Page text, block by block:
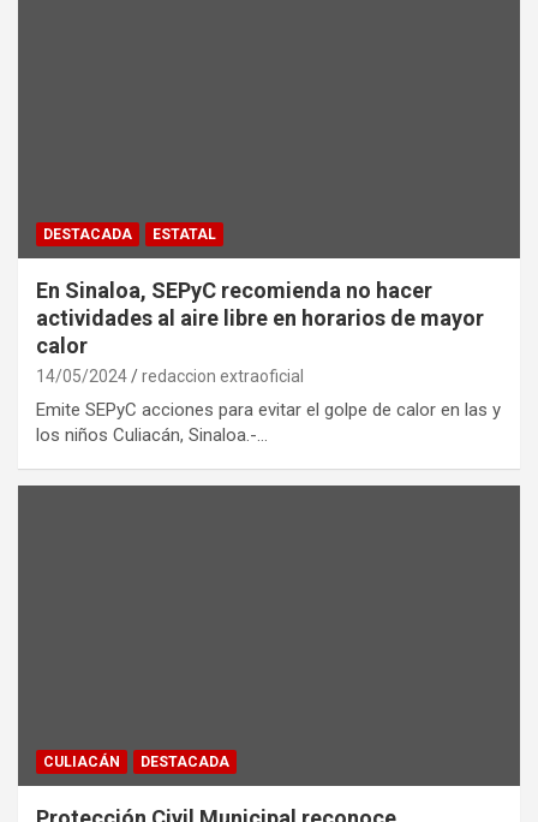
DESTACADA ESTATAL
En Sinaloa, SEPyC recomienda no hacer
actividades al aire libre en horarios de mayor
calor
14/05/2024 redaccion extraoficial
Emite SEPyC acciones para evitar el golpe de calor en las y
los niños Culiacán, Sinaloa.-…
CULIACÁN DESTACADA